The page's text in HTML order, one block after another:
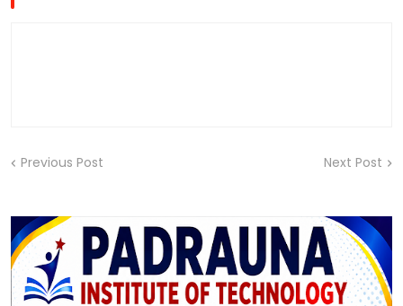
Previous Post Next Post